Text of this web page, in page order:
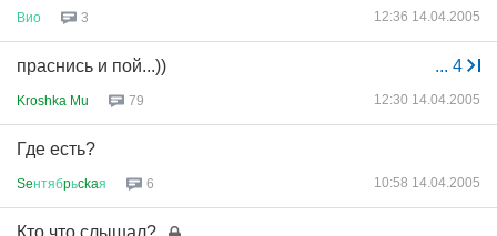
Вио 3 12:36 14.04.2005
... 4
праснись и пой...))
Kroshka Mu 79 12:30 14.04.2005
Где есть?
Seнтябpьckaя 6 10:58 14.04.2005
Кто что слышал?